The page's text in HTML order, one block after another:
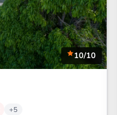
10/10
+5